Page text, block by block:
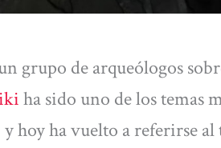
grupo de arqueólogos
ha sido uno de los temas
hoy ha vuelto a referirse